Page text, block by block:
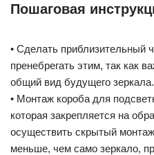
Пошаговая
• Сделать приблизительный
пренебрегать этим, так как
общий вид будущего зеркала.
• Монтаж короба для
которая закрепляется на
осуществить скрытый
меньше, чем само зеркало,